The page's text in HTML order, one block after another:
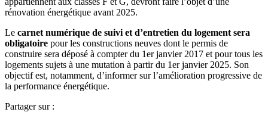
rénovation énergétique avant 2025.
Le carnet numérique de suivi et d’entretien du logement sera
obligatoire pour les constructions neuves dont le permis de
construire sera déposé à compter du 1er janvier 2017 et pour tous les
logements sujets à une mutation à partir du 1er janvier 2025. Son
objectif est, notamment, d’informer sur l’amélioration progressive de
la performance énergétique.
Partager sur :